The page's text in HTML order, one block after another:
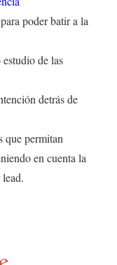
poder batir a la
de las
detrás de
que permitan
en cuenta la